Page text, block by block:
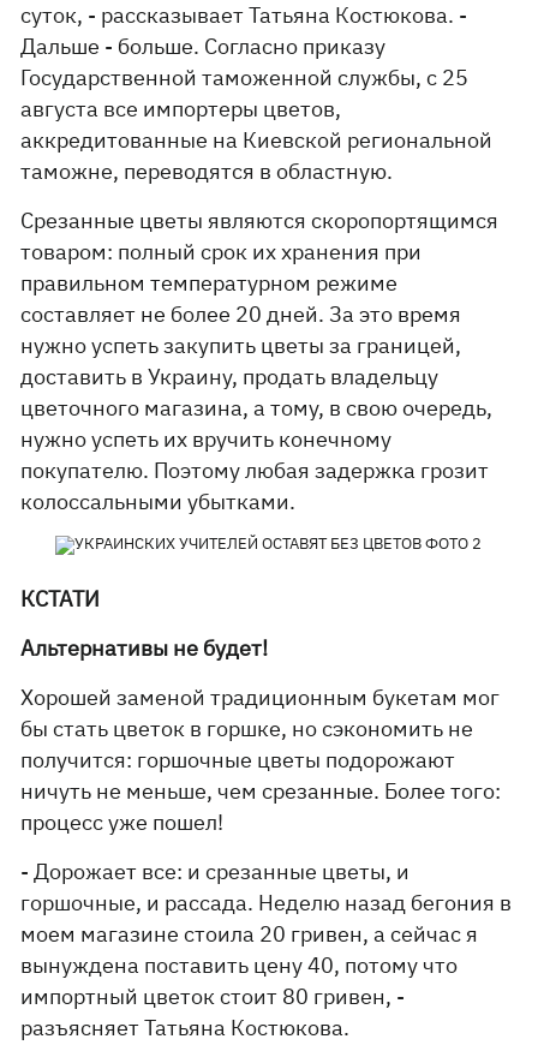
суток, - рассказывает Татьяна Костюкова. -
Дальше - больше. Согласно приказу
Государственной таможенной службы, с 25
августа все импортеры цветов,
аккредитованные на Киевской региональной
таможне, переводятся в областную.
Срезанные цветы являются скоропортящимся
товаром: полный срок их хранения при
правильном температурном режиме
составляет не более 20 дней. За это время
нужно успеть закупить цветы за границей,
доставить в Украину, продать владельцу
цветочного магазина, а тому, в свою очередь,
нужно успеть их вручить конечному
покупателю. Поэтому любая задержка грозит
колоссальными убытками.
КСТАТИ
Альтернативы не будет!
Хорошей заменой традиционным букетам мог
бы стать цветок в горшке, но сэкономить не
получится: горшочные цветы подорожают
ничуть не меньше, чем срезанные. Более того:
процесс уже пошел!
- Дорожает все: и срезанные цветы, и
горшочные, и рассада. Неделю назад бегония в
моем магазине стоила 20 гривен, а сейчас я
вынуждена поставить цену 40, потому что
импортный цветок стоит 80 гривен, -
разъясняет Татьяна Костюкова.